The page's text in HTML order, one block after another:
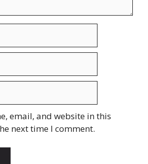
email, and website in this
next time I comment.